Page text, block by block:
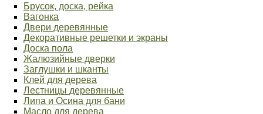
Брусок, доска, рейка
Вагонка
Двери деревянные
Декоративные решетки и экраны
Доска пола
Жалюзийные дверки
Заглушки и шканты
Клей для дерева
Лестницы деревянные
Липа и Осина для бани
Масло для дерева